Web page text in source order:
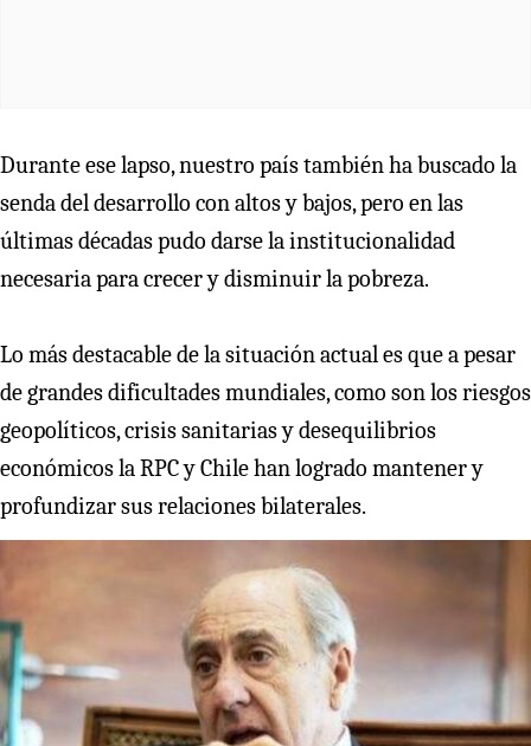
Durante ese lapso, nuestro país también ha buscado la
senda del desarrollo con altos y bajos, pero en las
últimas décadas pudo darse la institucionalidad
necesaria para crecer y disminuir la pobreza.
Lo más destacable de la situación actual es que a pesar
de grandes dificultades mundiales, como son los riesgos
geopolíticos, crisis sanitarias y desequilibrios
económicos la RPC y Chile han logrado mantener y
profundizar sus relaciones bilaterales.